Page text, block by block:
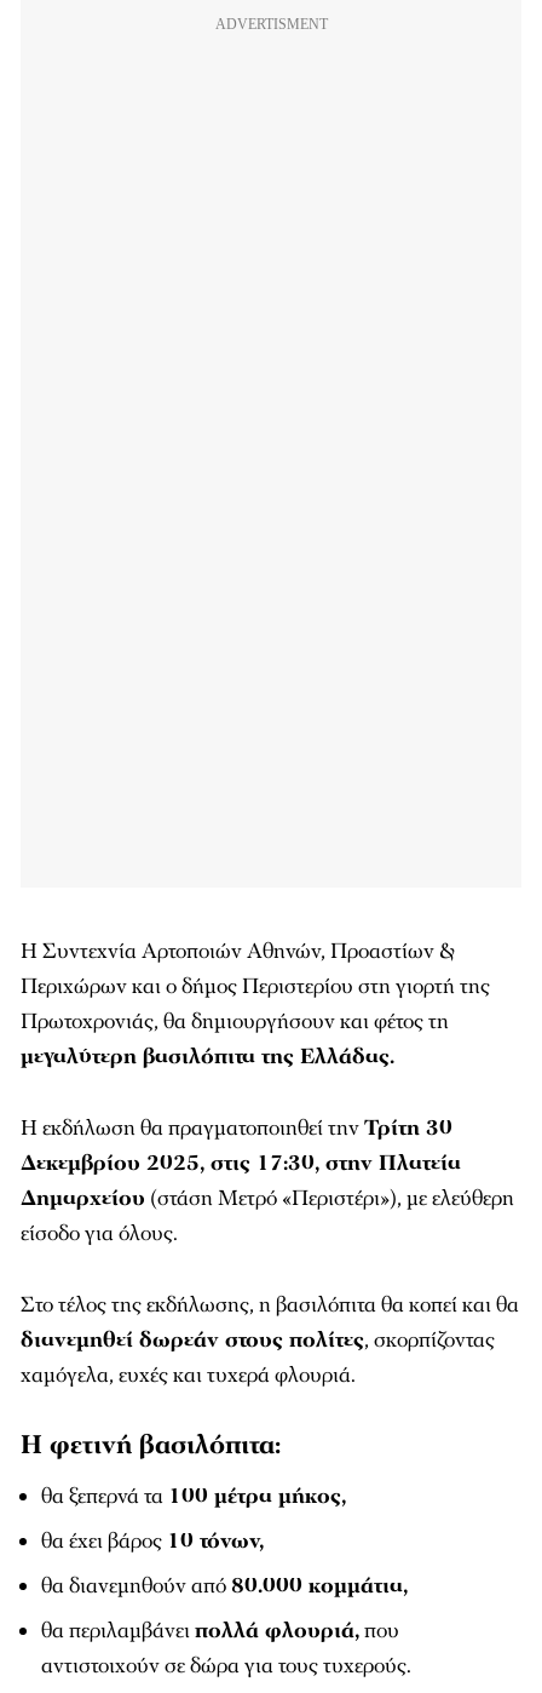
Η Συντεχνία Αρτοποιών Αθηνών, Προαστίων &
Περιχώρων και ο δήμος Περιστερίου στη γιορτή της
Πρωτοχρονιάς, θα δημιουργήσουν και φέτος τη
μεγαλύτερη βασιλόπιτα της Ελλάδας.
Η εκδήλωση θα πραγματοποιηθεί τηνΤρίτη 30
Δεκεμβρίου 2025, στις 17:30, στην Πλατεία
Δημαρχείου (στάση Μετρό «Περιστέρι»), με ελεύθερη
είσοδο για όλους.
Στο τέλος της εκδήλωσης, η βασιλόπιτα θα κοπεί και θα
διανεμηθεί δωρεάν στους πολίτες, σκορπίζοντας
χαμόγελα, ευχές και τυχερά φλουριά.
Η φετινή βασιλόπιτα:
θα ξεπερνά τα 100 μέτρα μήκος,
θα έχει βάρος 10 τόνων,
θα διανεμηθούν από 80.000 κομμάτια,
θα περιλαμβάνειπολλά φλουριά,που
αντιστοιχούν σε δώρα για τους τυχερούς.